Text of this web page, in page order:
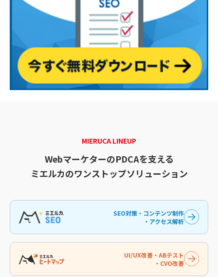
MIERUCA LINEUP
WebマーケターのPDCAを支える
ミエルカのワンストップソリューション
SEO対策・コンテンツ制作
・アクセス解析
UI/UX改善・ABテスト
・CVO改善